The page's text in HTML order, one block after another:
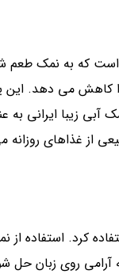
(۱۳ درصد) دارد و همین
را کاهش می دهد.
آبی زیبا ایرانی
غذاهای روزانه
استفاده از
روی زبان حل